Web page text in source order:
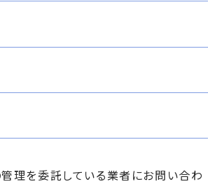
理を委託している業者にお問い合わ